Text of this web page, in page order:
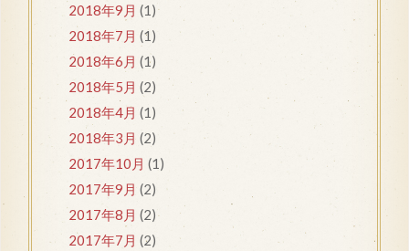
2018年9月 (1)
2018年7月 (1)
2018年6月 (1)
2018年5月 (2)
2018年4月 (1)
2018年3月 (2)
2017年10月 (1)
2017年9月 (2)
2017年8月 (2)
2017年7月 (2)